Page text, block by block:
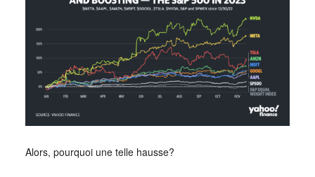
Alors, pourquoi une telle hausse?